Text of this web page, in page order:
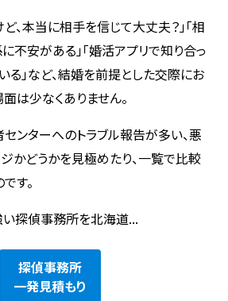
、本当に相手を信じて大丈夫？」「相
不安がある」「婚活アプリで知り合っ
る」など、結婚を前提とした交際にお
は少なくありません。
センターへのトラブル報告が多い、悪
かどうかを見極めたり、一覧で比較
す。
探偵事務所を北海道...
探偵事務所
一発見積もり